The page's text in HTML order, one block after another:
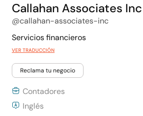
Callahan Associates Inc
@callahan-associates-inc
Servicios financieros
VER TRADUCCIÓN
Reclama tu negocio
Contadores
Inglés